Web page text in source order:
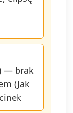
— brak
(Jak